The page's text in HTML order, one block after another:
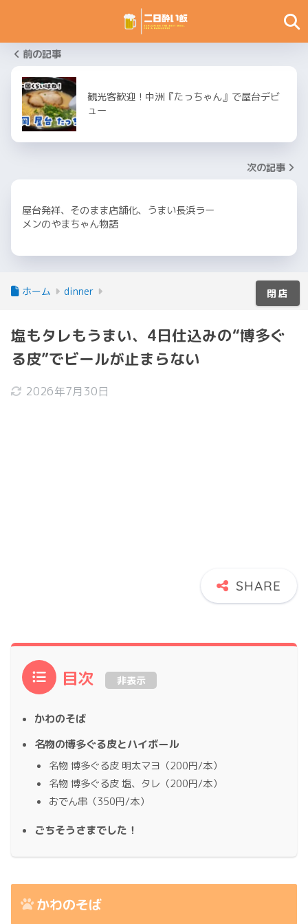
前の記事
観光客歓迎！中洲『たっちゃん』で屋台デビ
ュー
次の記事
屋台発祥、そのまま店舗化、うまい長浜ラー
メンのやまちゃん物語
ホーム dinner
塩もタレもうまい、4日仕込みの“博多ぐ
る皮”でビールが止まらない
2026年7月30日
目次 非表示
かわのそば
名物の博多ぐる皮とハイボール
名物 博多ぐる皮 明太マヨ（200円/本）
名物 博多ぐる皮 塩、タレ（200円/本）
おでん串（350円/本）
ごちそうさまでした！
かわのそば